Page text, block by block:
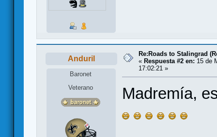
Anduril
Baronet
Veterano
Re:Roads to Stalingrad
« Respuesta #2 en: 15 de
17:02:21 »
Madremía,